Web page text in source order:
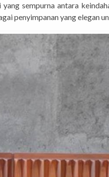
sempurna antara
penyimpanan yang elegan